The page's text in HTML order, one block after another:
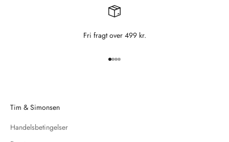
Fri fragt over 499 kr.
Gå til element 1
Gå til element 2
Gå til element 3
Gå til element 4
Tim & Simonsen
Handelsbetingelser